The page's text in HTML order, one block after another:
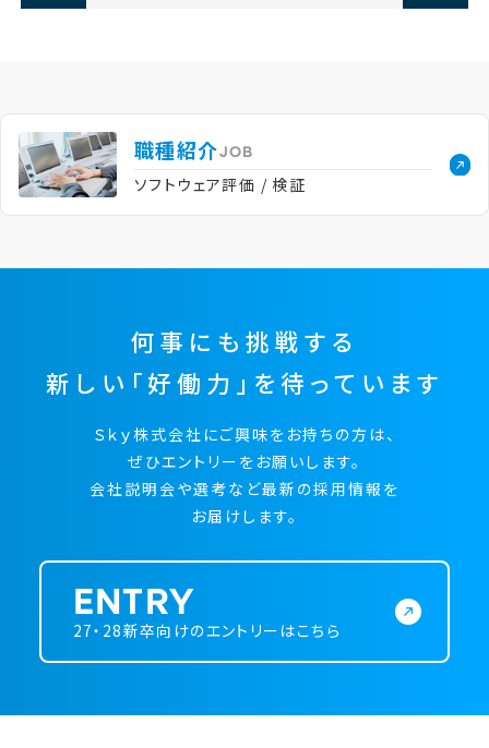
職種紹介
ソフトウェア評価 / 検証
何事にも挑戦する
新しい「好働力」を待っています
Ｓｋｙ株式会社にご興味をお持ちの方は、
ぜひエントリーをお願いします。
会社説明会や選考など最新の採用情報を
お届けします。
ENTRY
27・28新卒向けのエントリーはこちら